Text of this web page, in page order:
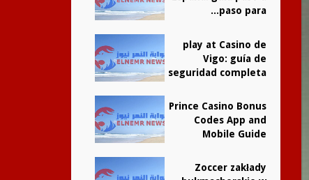
paso para...
play at Casino de
Vigo: guía de
seguridad completa
Prince Casino Bonus
Codes App and
Mobile Guide
Zoccer zakłady